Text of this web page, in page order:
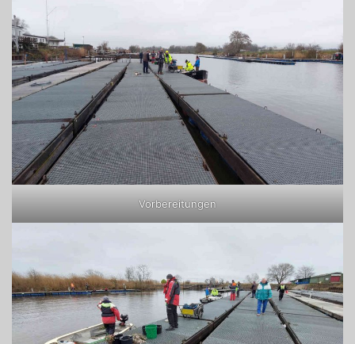
Vorbereitungen